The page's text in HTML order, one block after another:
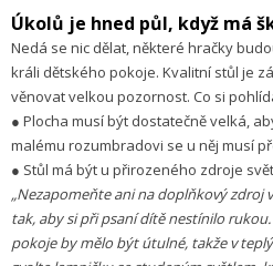
Úkolů je hned půl, když má
Nedá se nic dělat, některé hračky
králi dětského pokoje. Kvalitní stůl je
věnovat velkou pozornost. Co si
● Plocha musí být dostatečně velká,
malému rozumbradovi se u něj musí
● Stůl má být u přirozeného zdroje
„Nezapomeňte ani na doplňkový zdroj
tak, aby si při psaní dítě nestínilo
pokoje by mělo být útulné, takže v